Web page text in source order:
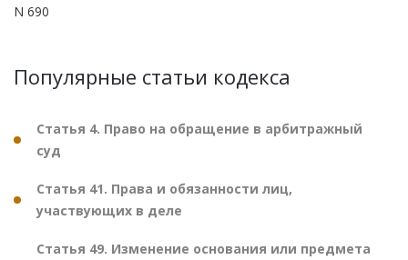
N 690
Популярные статьи кодекса
Статья 4. Право на обращение в арбитражный
суд
Статья 41. Права и обязанности лиц,
участвующих в деле
Статья 49. Изменение основания или предмета